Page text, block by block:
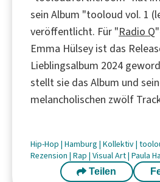
sein Album "tooloud vol. 1
veröffentlicht. Für "Radio Q
Emma Hülsey ist das
Lieblingsalbum 2024
stellt sie das Album und
melancholischen zwölf
Hip-Hop | Hamburg | Kollektiv|
Rezension | Rap | Visual Art| Paula
Teilen